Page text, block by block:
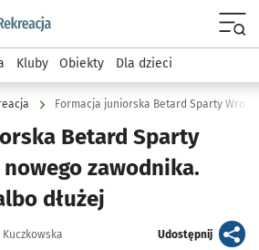
podserwis: Sport i rekreacja
Kluby Obiekty Dla dzieci
Betard Sparty
zawodnika.
dłużej
Udostępnijartykuł